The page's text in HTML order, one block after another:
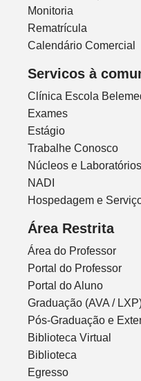
Monitoria
Rematrícula
Calendário Comercial
Servicos à
Clínica Escola
Exames
Estágio
Trabalhe Conosco
Núcleos e Laboratórios
NADI
Hospedagem e
Área Restrita
Área do Professor
Portal do Professor
Portal do Aluno
Graduação (AVA /
Pós-Graduação e
Biblioteca Virtual
Biblioteca
Egresso